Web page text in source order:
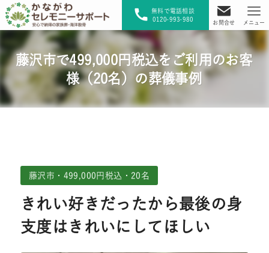
無料で電話相談
0120-993-980
お問合せ メニュー
藤沢市で499,000円税込をご利用のお客
様（20名）の葬儀事例
藤沢市・499,000円税込・20名
きれい好きだったから最後の身
支度はきれいにしてほしい